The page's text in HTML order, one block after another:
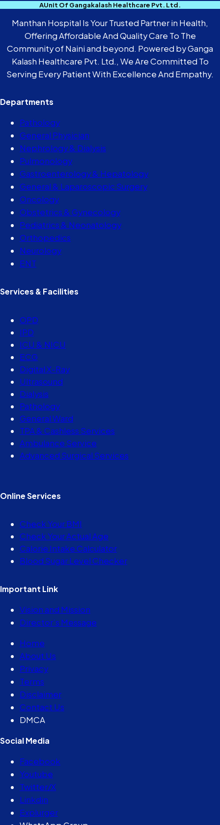
AUnit Of Gangakalash Healthcare Pvt. Ltd.
Manthan Hospital Is Your Trusted Partner in Health,
Offering Affordable And Quality Care To The
Community of Naini and beyond. Powered by Ganga
Kalash Healthcare Pvt. Ltd., We Are Committed To
Serving Every Patient With Excellence And Empathy.
Departments
Pathology
General Physician
Nephrology & Dialysis
Pulmonology
Gastroenterology & Hepatology
General & Laparoscopic Surgery
Oncology
Obstetrics & Gynecology
Pediatrics & Neonatology
Orthopedics
Neurology
ENT
Services & Facilities
OPD
IPD
ICU & NICU
ECG
Digital X-Ray
Ultrasound
Dialysis
Pathology
General Ward
TPA & Cashless Services
Ambulance Service
Advanced Surgical Services
Online Services
Check Your BMI
Check Your Actual Age
Calorie Intake Calculator
Blood Sugar Level Checker
Important Link
Vision and Mission
Director’s Message
Home
About Us
Privacy
Terms
Disclaimer
Contact Us
DMCA
Social Media
Facebook
Youtube
Twitter/X
Linkdin
Explurger